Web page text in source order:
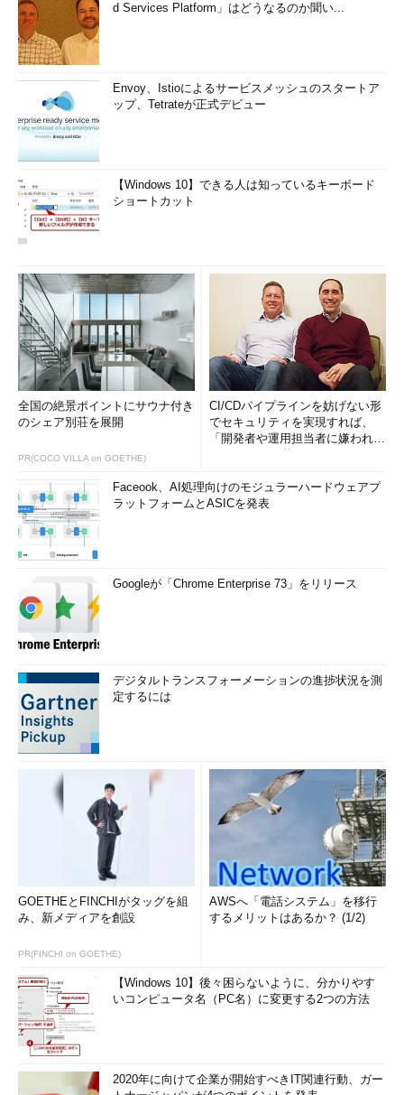
d Services Platform」はどうなるのか聞い...
Envoy、Istioによるサービスメッシュのスタートア
ップ、Tetrateが正式デビュー
【Windows 10】できる人は知っているキーボード
ショートカット
全国の絶景ポイントにサウナ付き
のシェア別荘を展開
PR(COCO VILLA on GOETHE)
CI/CDパイプラインを妨げない形
でセキュリティを実現すれば、
「開発者や運用担当者に嫌われな
Faceook、AI処理向けのモジュラーハードウェアプ
ラットフォームとASICを発表
Googleが「Chrome Enterprise 73」をリリース
デジタルトランスフォーメーションの進捗状況を測
定するには
GOETHEとFINCHIがタッグを組
み、新メディアを創設
PR(FINCHI on GOETHE)
AWSへ「電話システム」を移行
するメリットはあるか？ (1/2)
【Windows 10】後々困らないように、分かりやす
いコンピュータ名（PC名）に変更する2つの方法
2020年に向けて企業が開始すべきIT関連行動、ガー